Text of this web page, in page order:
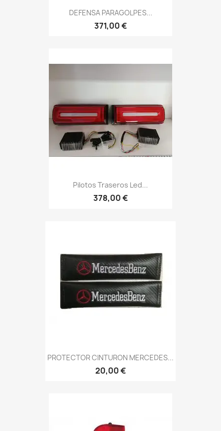
DEFENSA PARAGOLPES...
371,00 €
Pilotos Traseros Led...
378,00 €
PROTECTOR CINTURON MERCEDES...
20,00 €